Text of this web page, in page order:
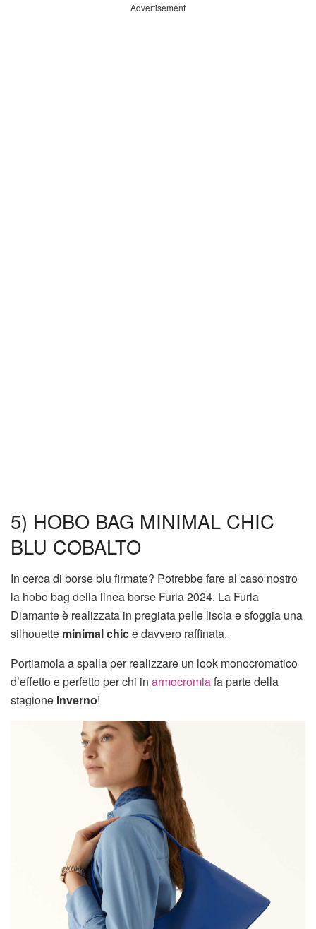
Advertisement
5) HOBO BAG MINIMAL CHIC
BLU COBALTO
In cerca di borse blu firmate? Potrebbe fare al caso nostro
la hobo bag della linea borse Furla 2024. La Furla
Diamante è realizzata in pregiata pelle liscia e sfoggia una
silhouette minimal chice davvero raffinata.
Portiamola a spalla per realizzare un look monocromatico
d’effetto e perfetto per chi in armocromiafa parte della
stagione Inverno!